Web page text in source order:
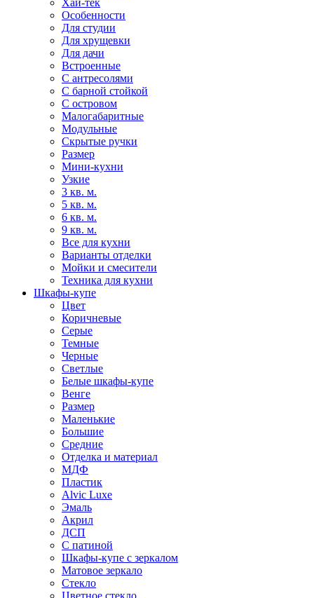
Хай-тек
Особенности
Для студии
Для хрущевки
Для дачи
Встроенные
С антресолями
С барной стойкой
С островом
Малогабаритные
Модульные
Скрытые ручки
Размер
Мини-кухни
Узкие
3 кв. м.
5 кв. м.
6 кв. м.
9 кв. м.
Все для кухни
Варианты отделки
Мойки и смесители
Техника для кухни
Шкафы-купе
Цвет
Коричневые
Серые
Темные
Черные
Светлые
Белые шкафы-купе
Венге
Размер
Маленькие
Большие
Средние
Отделка и материал
МДФ
Пластик
Alvic Luxe
Эмаль
Акрил
ДСП
С патиной
Шкафы-купе с зеркалом
Матовое зеркало
Стекло
Цветное стекло